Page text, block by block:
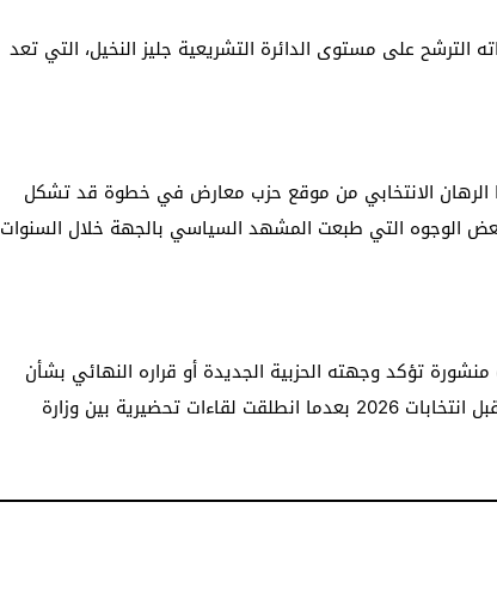
على مستوى الدائرة التشريعية جليز النخيل، التي تعد
الانتخابي من موقع حزب معارض في خطوة قد تشكل
الوجوه التي طبعت المشهد السياسي بالجهة خلال السنوات
تؤكد وجهته الحزبية الجديدة أو قراره النهائي بشأن
الترشح فيما تستعد الساحة السياسية وطنيا لمرحلة ما قبل انتخابات 2026 بعدما انطلقت لقاءات تحضيرية بين وزارة